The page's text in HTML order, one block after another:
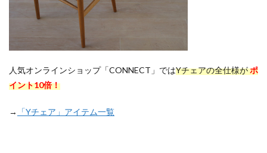
人気オンラインショップ「CONNECT」ではYチェアの全仕様がポ
イント10倍！
→ 「Yチェア」アイテム一覧